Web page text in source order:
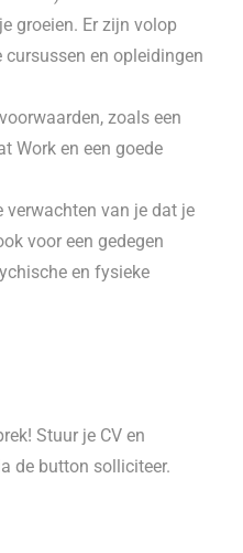
groeien. Er zijn volop
en opleidingen
zoals een
Work en een goede
verwachten van je dat je
voor een gedegen
en fysieke
Stuur je CV en
de button solliciteer.